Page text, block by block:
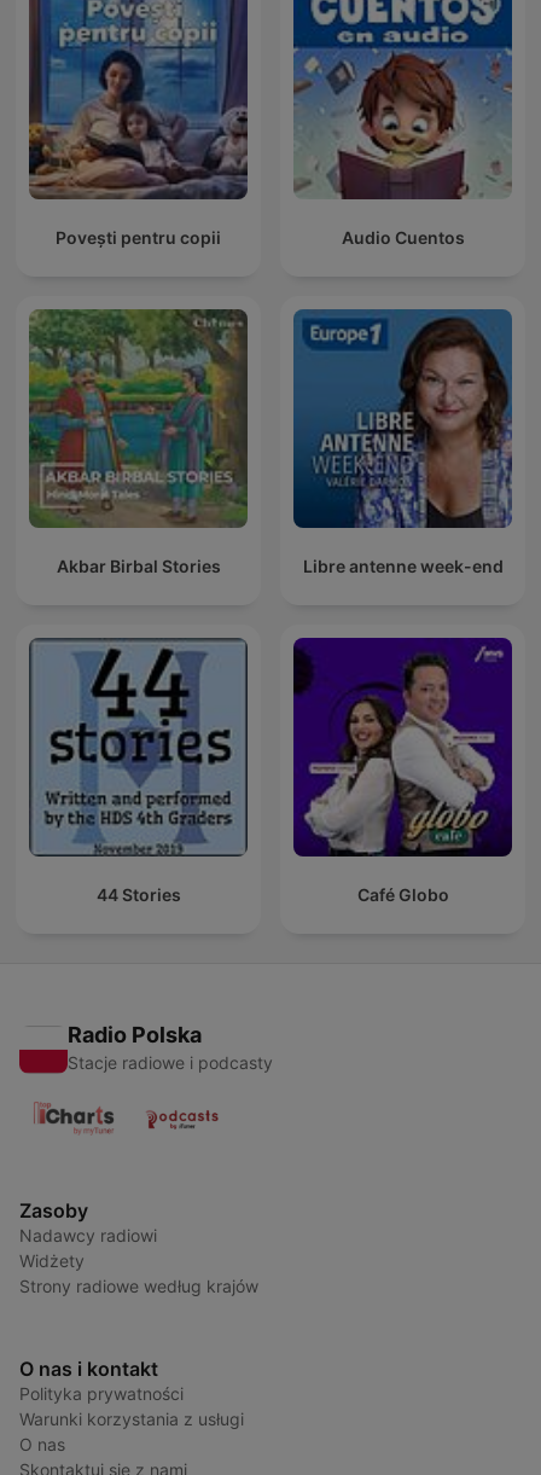
Povești pentru copii Audio Cuentos
Akbar Birbal Stories Libre antenne week-end
44 Stories Café Globo
Radio Polska
Stacje radiowe i podcasty
Zasoby
Nadawcy radiowi
Widżety
Strony radiowe według krajów
O nas i kontakt
Polityka prywatności
Warunki korzystania z usługi
O nas
Skontaktuj się z nami